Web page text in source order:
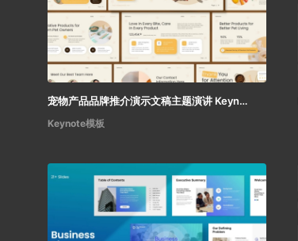
宠物产品品牌推介演示文稿主题演讲 Keynote 模板
Keynote模板